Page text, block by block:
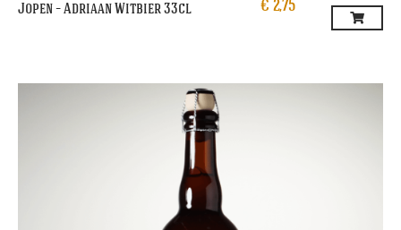
Jopen – Adriaan Witbier 33cl € 2,75